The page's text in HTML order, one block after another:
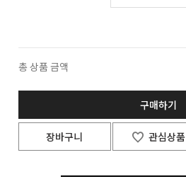
총 상품 금액
구매하기
장바구니 관심상품